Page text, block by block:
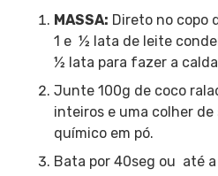
MASSA: Direto no copo
1 e ½ lata de leite
½ lata para fazer a
Junte 100g de coco
inteiros e uma colher
químico em pó.
Bata por 40seg ou até